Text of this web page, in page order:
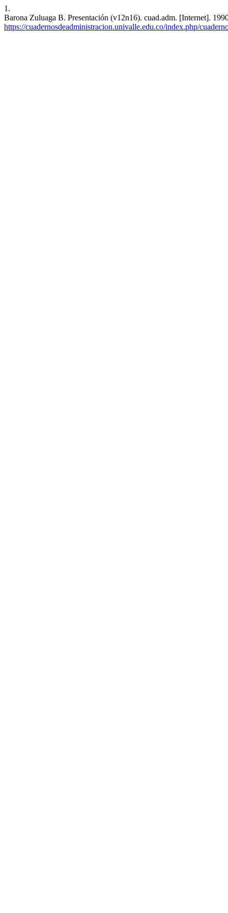
1.
Barona Zuluaga B. Presentación (v12n16). cuad.adm. [Internet].
https://cuadernosdeadministracion.univalle.edu.co/index.php/